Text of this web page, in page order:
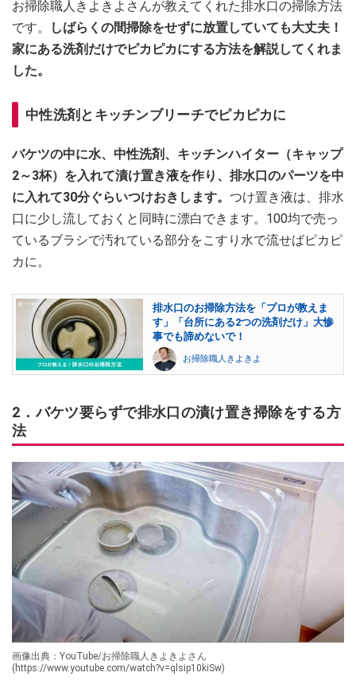
お掃除職人きよきよさんが教えてくれた排水口の掃除方法
です。
しばらくの間掃除をせずに放置していても大丈夫！
家にある洗剤だけでピカピカにする方法を解説してくれま
した。
中性洗剤とキッチンブリーチでピカピカに
バケツの中に水、中性洗剤、キッチンハイター（キャップ
2～3杯）を入れて漬け置き液を作り、排水口のパーツを中
に入れて30分ぐらいつけおきします。 つけ置き液は、排水
口に少し流しておくと同時に漂白できます。100均で売っ
ているブラシで汚れている部分をこすり水で流せばピカピ
カに。
排水口のお掃除方法を「プロが教えま
す」「台所にある2つの洗剤だけ」大惨
事でも諦めないで！
お掃除職人きよきよ
2．バケツ要らずで排水口の漬け置き掃除をする方
法
画像出典：YouTube/お掃除職人きよきよさん
(https://www.youtube.com/watch?v=qlsip10kiSw)